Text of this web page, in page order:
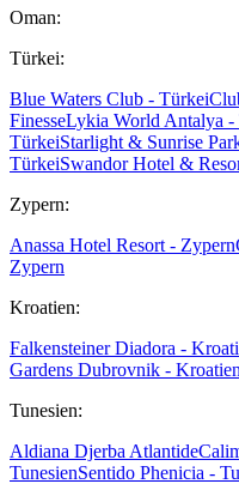
Oman:
Türkei:
Blue Waters Club - Türkei
FinesseLykia World Antalya -
TürkeiStarlight & Sunrise
TürkeiSwandor Hotel &
Zypern:
Anassa Hotel Resort - Zypern
Zypern
Kroatien:
Falkensteiner Diadora -
Gardens Dubrovnik - Kroatien
Tunesien:
Aldiana Djerba Atlantide
TunesienSentido Phenicia -